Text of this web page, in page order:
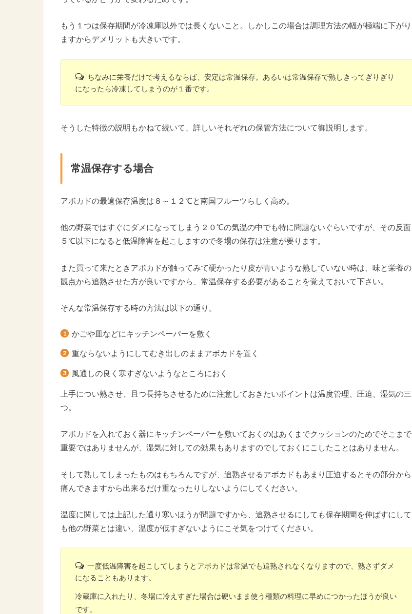
もう１つは保存期間が冷凍庫以外では長くないこと。しかしこの場合は調理方法の幅が極端に下がり
ますからデメリットも大きいです。
ちなみに栄養だけで考えるならば、安定は常温保存。あるいは常温保存で熟しきってぎりぎり
になったら冷凍してしまうのが１番です。
そうした特徴の説明もかねて続いて、詳しいそれぞれの保管方法について御説明します。
常温保存する場合
アボカドの最適保存温度は８～１２℃と南国フルーツらしく高め。
他の野菜ではすぐにダメになってしまう２０℃の気温の中でも特に問題ないぐらいですが、その反面
５℃以下になると低温障害を起こしますので冬場の保存は注意が要ります。
また買って来たときアボカドが触ってみて硬かったり皮が青いような熟していない時は、味と栄養の
観点から追熟させた方が良いですから、常温保存する必要があることを覚えておいて下さい。
そんな常温保存する時の方法は以下の通り。
かごや皿などにキッチンペーパーを敷く
重ならないようにしてむき出しのままアボカドを置く
風通しの良く寒すぎないようなところにおく
上手につい熟させ、且つ長持ちさせるために注意しておきたいポイントは温度管理、圧迫、湿気の三
つ。
アボカドを入れておく器にキッチンペーパーを敷いておくのはあくまでクッションのためでそこまで
重要ではありませんが、湿気に対しての効果もありますのでしておくにこしたことはありません。
そして熟してしまったものはもちろんですが、追熟させるアボカドもあまり圧迫するとその部分から
痛んできますから出来るだけ重なったりしないようにしてください。
温度に関しては上記した通り寒いほうが問題ですから、追熟させるにしても保存期間を伸ばすにして
も他の野菜とは違い、温度が低すぎないようにこそ気をつけてください。
一度低温障害を起こしてしまうとアボカドは常温でも追熟されなくなりますので、熟さずダメ
になることもあります。
冷蔵庫に入れたり、冬場に冷えすぎた場合は硬いまま使う種類の料理に早めにつかったほうが良い
です。